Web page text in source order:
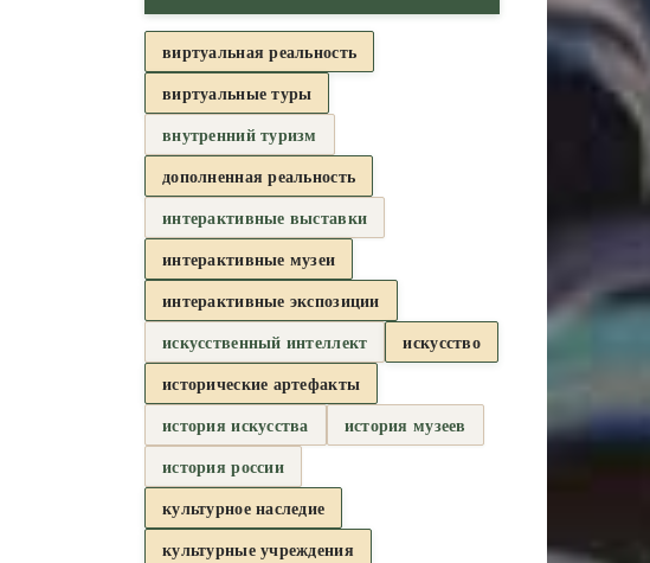
виртуальная реальность
виртуальные туры
внутренний туризм
дополненная реальность
интерактивные выставки
интерактивные музеи
интерактивные экспозиции
искусственный интеллект
искусство
исторические артефакты
история искусства
история музеев
история россии
культурное наследие
культурные учреждения